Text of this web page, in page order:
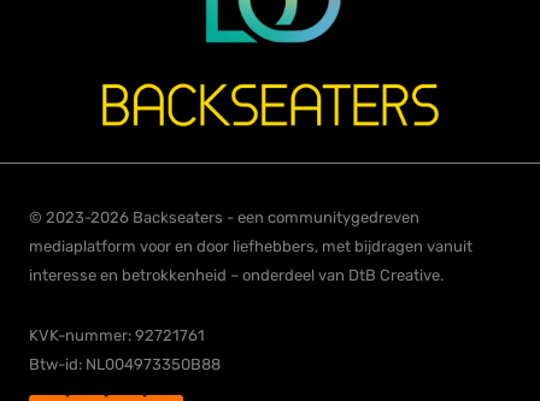
© 2023-2026 Backseaters - een communitygedreven
mediaplatform voor en door liefhebbers, met bijdragen vanuit
interesse en betrokkenheid – onderdeel van DtB Creative.
KVK-nummer: 92721761
Btw-id: NL004973350B88